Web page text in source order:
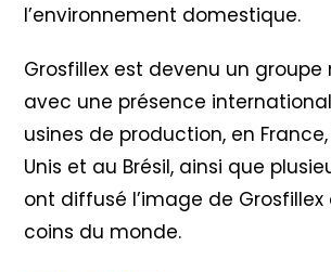
l’environnement domestique.
Grosfillex est devenu un
avec une présence
usines de production, en
Unis et au Brésil, ainsi que
ont diffusé l’image de
coins du monde.